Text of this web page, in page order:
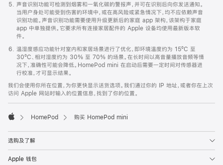
声音识别功能可检测到烟雾和一氧化碳的警报声，并可在识别后向你发送通知。
当用户身处可能受到伤害的环境中，或在高风险或紧急情况下，均不应依赖声音
识别功能。声音识别功能需要使用升级更新后的家庭 app 架构，该架构于家庭
app 中单独提供。它要求所有连接家居配件的 Apple 设备均使用最新版本软
件。
温湿度感应功能针对室内和家居场景进行了优化，即环境温度约为 15ºC 至
30ºC、相对湿度约为 30% 至 70% 的场景。在长时间以高音量播放音频等情
况下，准确性可能会降低。HomePod mini 在启动后需要一定时间对传感器进
行校准，才可显示结果。
我们会使用你所在位置，为你更快显示送货选项。我们通过你的 IP 地址，或者你在上次
访问 Apple 网站时输入的位置信息，找到了你的位置。
HomePod 购买 HomePod mini
选购及了解
Apple 钱包